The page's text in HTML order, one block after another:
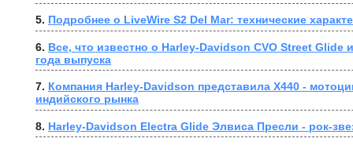
5. Подробнее о LiveWire S2 Del Mar: технические
6. Все, что известно о Harley-Davidson CVO Street Glide
года выпуска
7. Компания Harley-Davidson представила X440 -
индийского рынка
8. Harley-Davidson Electra Glide Элвиса Пресли - рок-